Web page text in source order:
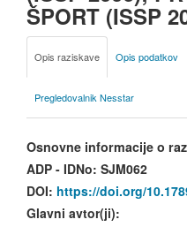
ŠPORT (ISSP
Opis raziskave Opis podatkov
Pregledovalnik Nesstar
Osnovne informacije o
ADP - IDNo: SJM062
DOI: https://doi.org/
Glavni avtor(ji):